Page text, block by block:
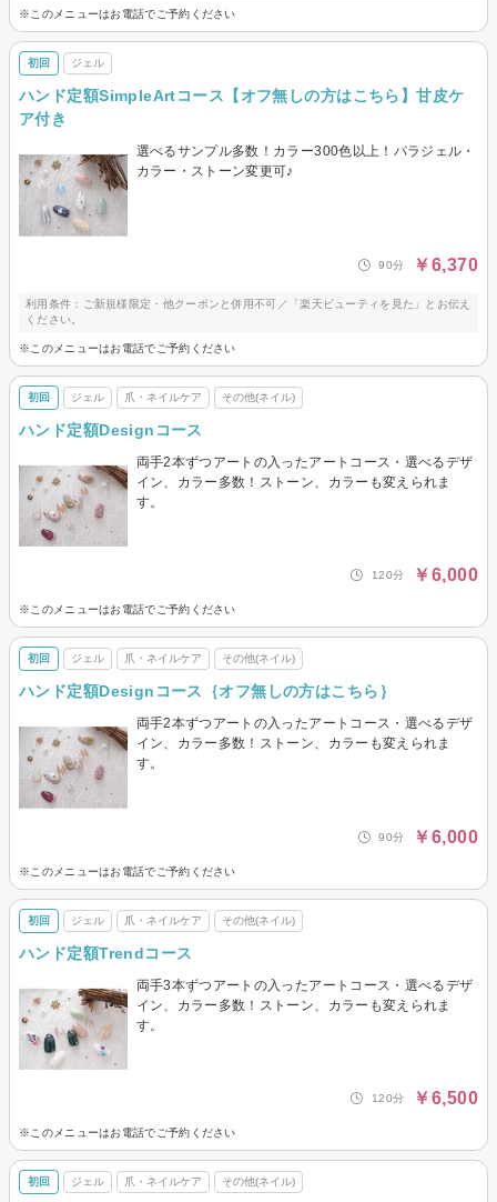
※このメニューはお電話でご予約ください
初回 ジェル
ハンド定額SimpleArtコース【オフ無しの方はこちら】甘皮ケ
ア付き
選べるサンプル多数！カラー300色以上！パラジェル・
カラー・ストーン変更可♪
90分 ￥6,370
利用条件：ご新規様限定・他クーポンと併用不可／「楽天ビューティを見た」とお伝え
ください。
※このメニューはお電話でご予約ください
初回 ジェル 爪・ネイルケア その他(ネイル)
ハンド定額Designコース
両手2本ずつアートの入ったアートコース・選べるデザ
イン、カラー多数！ストーン、カラーも変えられま
す。
120分 ￥6,000
※このメニューはお電話でご予約ください
初回 ジェル 爪・ネイルケア その他(ネイル)
ハンド定額Designコース｛オフ無しの方はこちら｝
両手2本ずつアートの入ったアートコース・選べるデザ
イン、カラー多数！ストーン、カラーも変えられま
す。
90分 ￥6,000
※このメニューはお電話でご予約ください
初回 ジェル 爪・ネイルケア その他(ネイル)
ハンド定額Trendコース
両手3本ずつアートの入ったアートコース・選べるデザ
イン、カラー多数！ストーン、カラーも変えられま
す。
120分 ￥6,500
※このメニューはお電話でご予約ください
初回 ジェル 爪・ネイルケア その他(ネイル)